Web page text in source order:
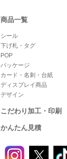
商品一覧
シール
下げ札・タグ
POP
パッケージ
カード・名刺・台紙
ディスプレイ商品
デザイン
こだわり加工・印刷
かんたん見積